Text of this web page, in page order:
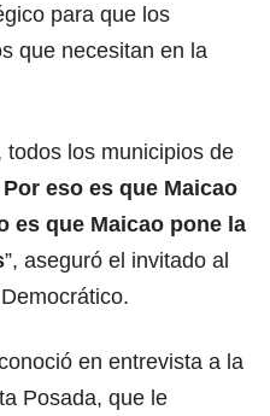
para que los
que necesitan en la
todos los municipios de
Por eso es que Maicao
es que Maicao pone la
”, aseguró el invitado al
en entrevista a la
Posada, que le